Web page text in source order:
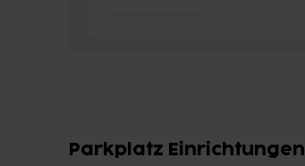
Parkplatz Einrichtungen